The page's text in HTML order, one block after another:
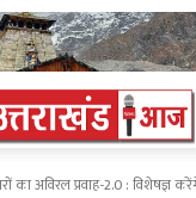
का अविरल प्रवाह-2.0 : विशेषज्ञ